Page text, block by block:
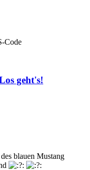
Code
geht's!
blauen Mustang